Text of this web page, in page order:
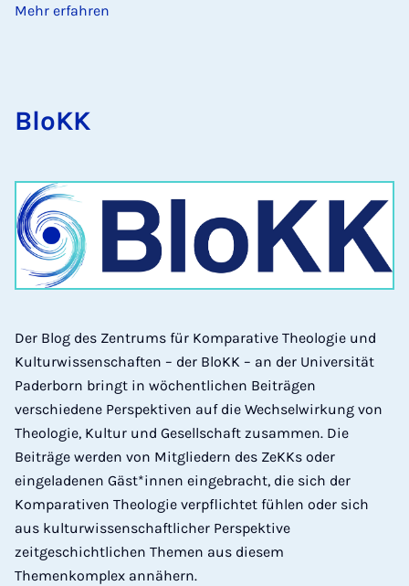
Mehr erfahren
BloKK
Der Blog des Zentrums für Komparative Theologie und
Kulturwissenschaften – der BloKK – an der Universität
Paderborn bringt in wöchentlichen Beiträgen
verschiedene Perspektiven auf die Wechselwirkung von
Theologie, Kultur und Gesellschaft zusammen. Die
Beiträge werden von Mitgliedern des ZeKKs oder
eingeladenen Gäst*innen eingebracht, die sich der
Komparativen Theologie verpflichtet fühlen oder sich
aus kulturwissenschaftlicher Perspektive
zeitgeschichtlichen Themen aus diesem
Themenkomplex annähern.